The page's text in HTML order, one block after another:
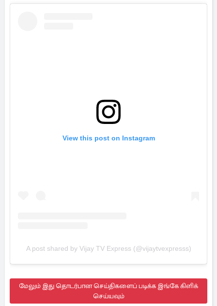
View this post on Instagram
A post shared by Vijay TV Express (@vijaytvexpresss)
மேலும் இது தொடர்பான செய்திகளைப் படிக்க இங்கே கிளிக்
செய்யவும்